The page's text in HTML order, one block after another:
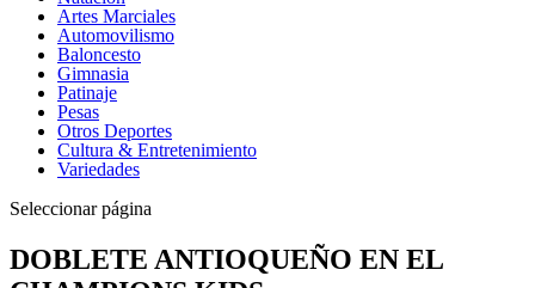
Artes Marciales
Automovilismo
Baloncesto
Gimnasia
Patinaje
Pesas
Otros Deportes
Cultura & Entretenimiento
Variedades
Seleccionar página
DOBLETE ANTIOQUEÑO EN EL